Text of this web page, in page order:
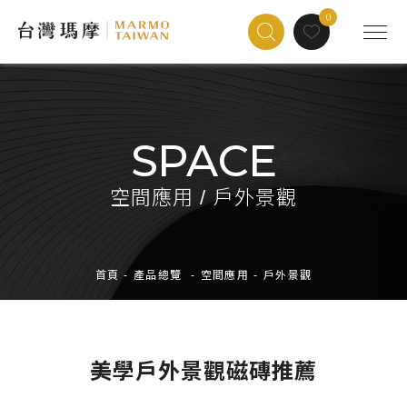
SPACE
空間應用 / 戶外景觀
首頁 - 產品總覽 - 空間應用 - 戶外景觀
美學戶外景觀磁磚推薦
0